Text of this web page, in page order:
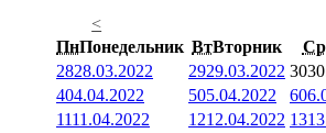
<
ПнПонедельник ВтВторник Ср
2828.03.2022 2929.03.2022 30
404.04.2022 505.04.2022 6
1111.04.2022 1212.04.2022 13